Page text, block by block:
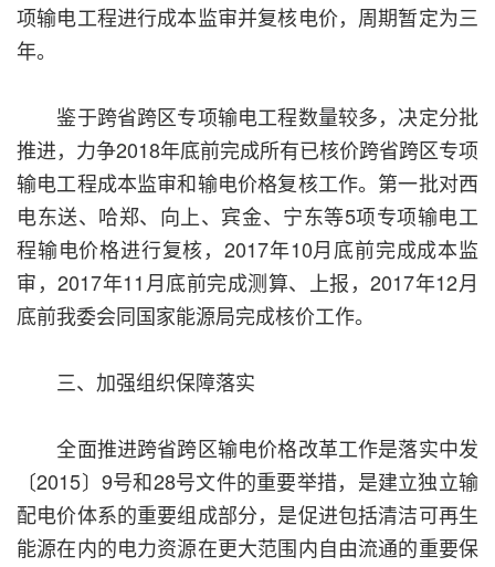
项输电工程进行成本监审并复核电价，周期暂定为三
年。
鉴于跨省跨区专项输电工程数量较多，决定分批
推进，力争2018年底前完成所有已核价跨省跨区专项
输电工程成本监审和输电价格复核工作。第一批对西
电东送、哈郑、向上、宾金、宁东等5项专项输电工
程输电价格进行复核，2017年10月底前完成成本监
审，2017年11月底前完成测算、上报，2017年12月
底前我委会同国家能源局完成核价工作。
三、加强组织保障落实
全面推进跨省跨区输电价格改革工作是落实中发
〔2015〕9号和28号文件的重要举措，是建立独立输
配电价体系的重要组成部分，是促进包括清洁可再生
能源在内的电力资源在更大范围内自由流通的重要保